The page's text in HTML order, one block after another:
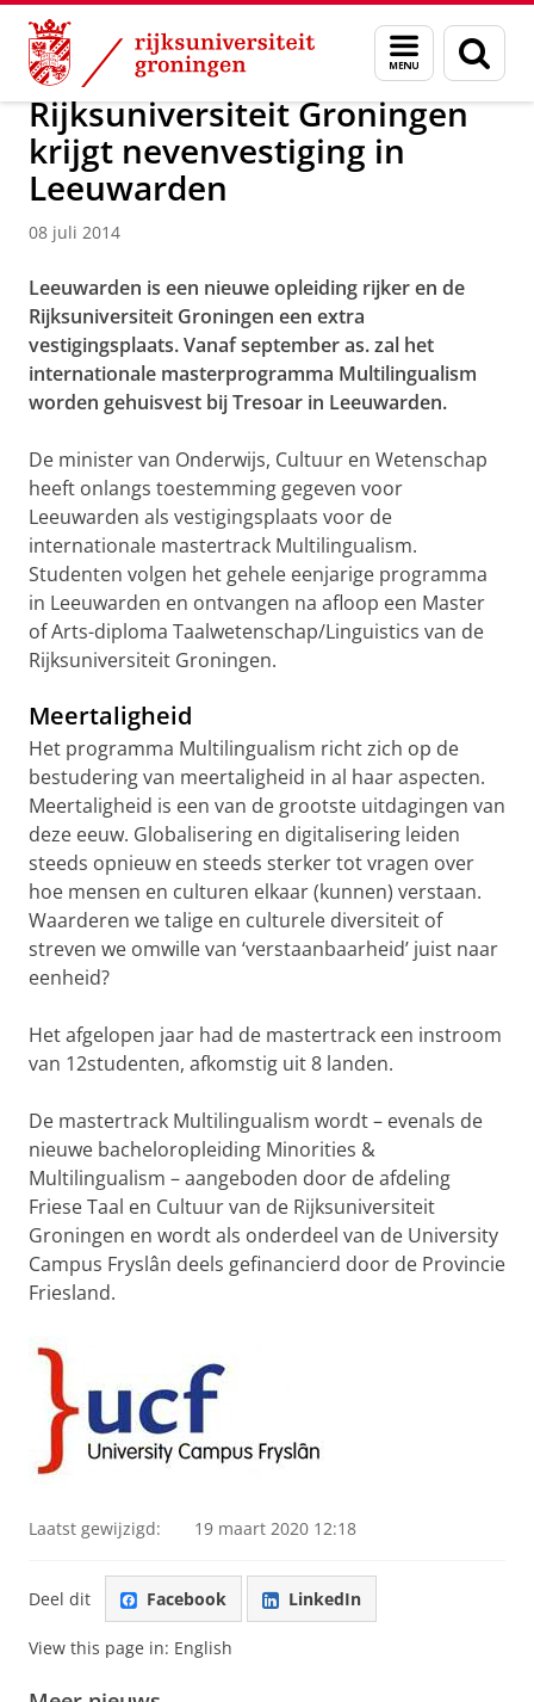
Skip
Content
Skip
Navigation
Menu
en
zoeken
Over ons Actueel Nieuws Nieuwsberichten
Rijksuniversiteit Groningen
krijgt nevenvestiging in
Leeuwarden
08 juli 2014
Leeuwarden is een nieuwe opleiding rijker en de
Rijksuniversiteit Groningen een extra
vestigingsplaats. Vanaf september as. zal het
internationale masterprogramma Multilingualism
worden gehuisvest bij Tresoar in Leeuwarden.
De minister van Onderwijs, Cultuur en Wetenschap
heeft onlangs toestemming gegeven voor
Leeuwarden als vestigingsplaats voor de
internationale mastertrack Multilingualism.
Studenten volgen het gehele eenjarige programma
in Leeuwarden en ontvangen na afloop een Master
of Arts-diploma Taalwetenschap/Linguistics van de
Rijksuniversiteit Groningen.
Meertaligheid
Het programma Multilingualism richt zich op de
bestudering van meertaligheid in al haar aspecten.
Meertaligheid is een van de grootste uitdagingen van
deze eeuw. Globalisering en digitalisering leiden
steeds opnieuw en steeds sterker tot vragen over
hoe mensen en culturen elkaar (kunnen) verstaan.
Waarderen we talige en culturele diversiteit of
streven we omwille van ‘verstaanbaarheid’ juist naar
eenheid?
Het afgelopen jaar had de mastertrack een instroom
van 12studenten, afkomstig uit 8 landen.
De mastertrack Multilingualism wordt – evenals de
nieuwe bacheloropleiding Minorities &
Multilingualism – aangeboden door de afdeling
Friese Taal en Cultuur van de Rijksuniversiteit
Groningen en wordt als onderdeel van de University
Campus Fryslân deels gefinancierd door de Provincie
Friesland.
Laatst gewijzigd: 19 maart 2020 12:18
Deel dit Facebook LinkedIn
View this page in: English